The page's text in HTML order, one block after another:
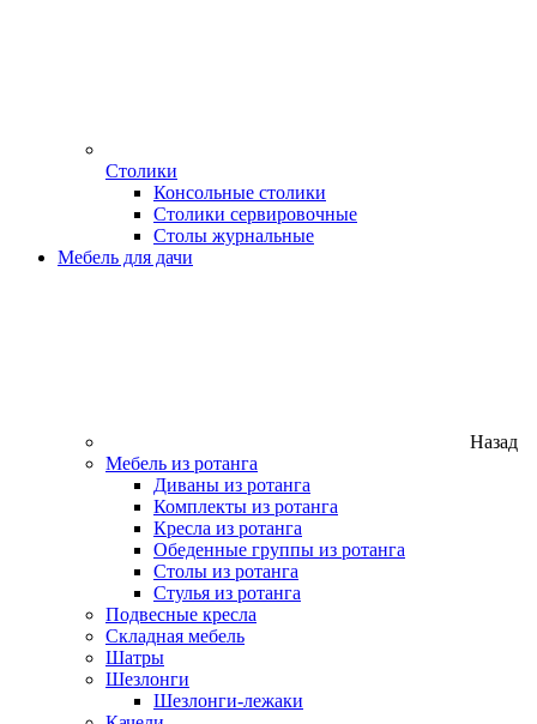
Столики
Консольные столики
Столики сервировочные
Столы журнальные
Мебель для дачи
Назад
Мебель из ротанга
Диваны из ротанга
Комплекты из ротанга
Кресла из ротанга
Обеденные группы из ротанга
Столы из ротанга
Стулья из ротанга
Подвесные кресла
Складная мебель
Шатры
Шезлонги
Шезлонги-лежаки